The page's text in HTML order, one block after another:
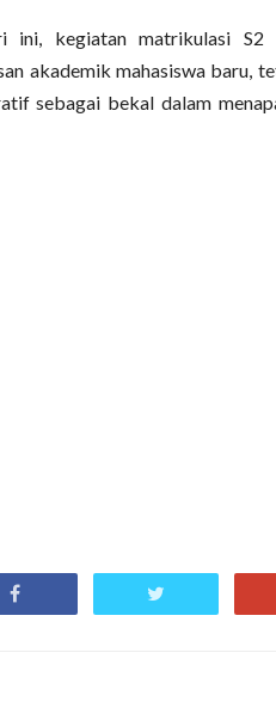
ini, kegiatan matrikulasi
akademik mahasiswa baru,
sebagai bekal dalam